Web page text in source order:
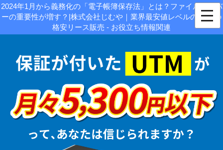
2024年1月から義務化の「電子帳簿保存法」とは？ファイルサーバ
ーの重要性が増す？|株式会社じむや｜業界最安値レベルのUTMの
格安リース販売 - お役立ち情報関連